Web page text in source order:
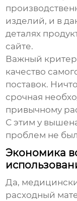
изделий, и в
деталях
сайте.
Важный
качество
поставок.
срочная
привычному
С этим у
проблем не
Экономика
Да,
расходный